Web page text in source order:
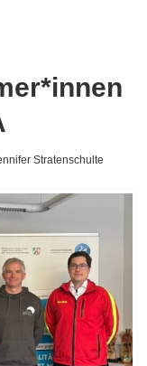
Stratenschulte